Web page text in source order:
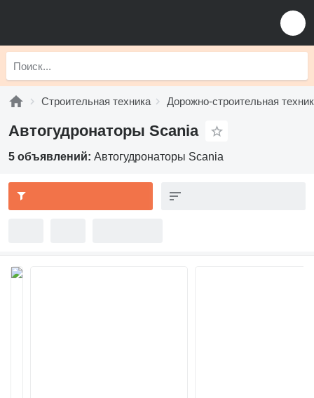
Строительная техника Дорожно-строительная
Автогудронаторы Scania
5 объявлений: Автогудронаторы Scania